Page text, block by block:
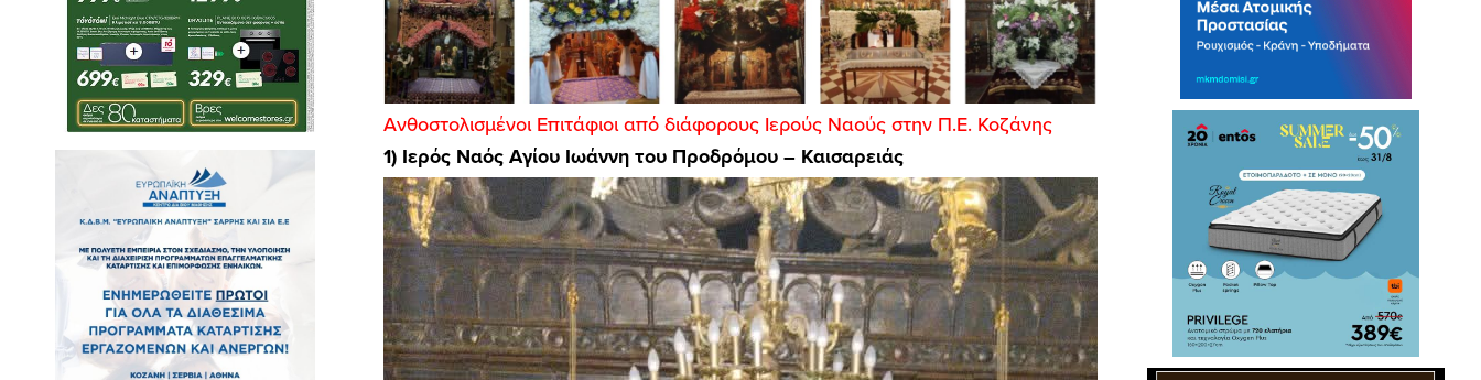
Ανθοστολισμένοι Επιτάφιοι από διάφορους Ιερούς Ναούς στην Π.Ε. Κοζάνης
1) Ιερός Ναός Αγίου Ιωάννη του Προδρόμου – Καισαρειάς